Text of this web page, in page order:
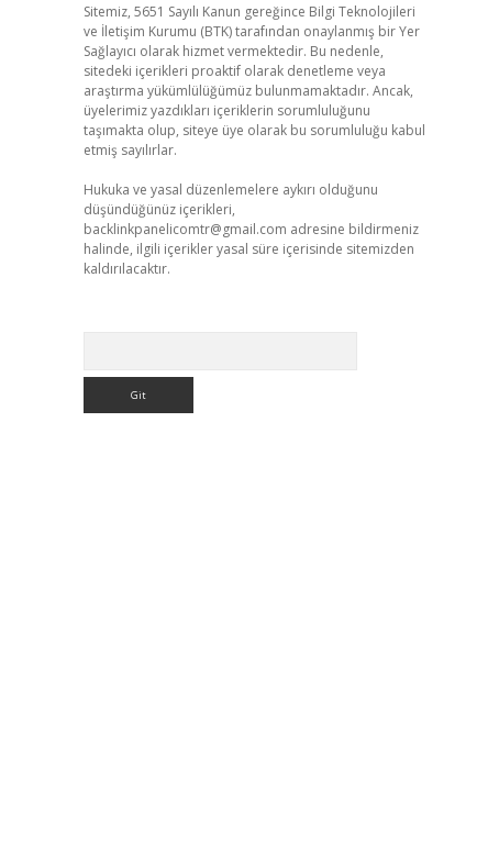
Sitemiz, 5651 Sayılı Kanun gereğince Bilgi Teknolojileri
ve İletişim Kurumu (BTK) tarafından onaylanmış bir Yer
Sağlayıcı olarak hizmet vermektedir. Bu nedenle,
sitedeki içerikleri proaktif olarak denetleme veya
araştırma yükümlülüğümüz bulunmamaktadır. Ancak,
üyelerimiz yazdıkları içeriklerin sorumluluğunu
taşımakta olup, siteye üye olarak bu sorumluluğu kabul
etmiş sayılırlar.
Hukuka ve yasal düzenlemelere aykırı olduğunu
düşündüğünüz içerikleri,
backlinkpanelicomtr@gmail.com adresine bildirmeniz
halinde, ilgili içerikler yasal süre içerisinde sitemizden
kaldırılacaktır.